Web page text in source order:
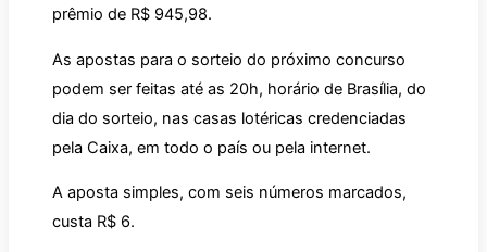
prêmio de R$ 945,98.
As apostas para o sorteio do próximo concurso
podem ser feitas até as 20h, horário de Brasília, do
dia do sorteio, nas casas lotéricas credenciadas
pela Caixa, em todo o país ou pela internet.
A aposta simples, com seis números marcados,
custa R$ 6.